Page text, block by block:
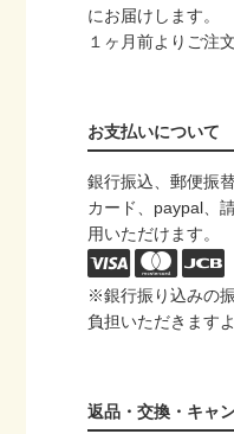
にお届けします。
１ヶ月前よりご注
お支払いについて
銀行振込、郵便振
カード、paypal、
用いただけます。
※銀行振り込みの
負担いただきます
返品・交換・キャ